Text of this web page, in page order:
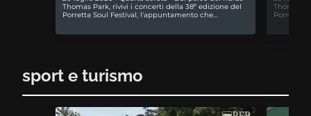
Thomas Park, rivivi i concerti della 38ª edizione del
Porretta Soul Festival, l'appuntamento che…
Thomas
Porretta
sport e turismo